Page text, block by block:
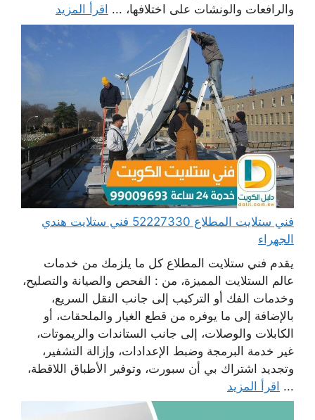
والرافعات والونشات على اختلافها، ... اقرأ المزيد
فني ستلايت المطلاع 52227330 فني ستلايت هندي
الجهراء
يقدم فني ستلايت المطلاع كل ما يلزمك من خدمات
عالم الستلايت المميزة، من : الفحص والصيانة والتصليح،
وخدمات الفك أو التركيب إلى جانب النقل السريع،
بالإضافة إلى ما يوفره من قطع الغيار والملحقات، أو
الكابلات والوصلات، إلى جانب الستاندات والريموتات،
غير خدمة البرمجة وضبط الإعدادات، وإزالة التشفير،
وتجديد اشتراك بي أن سبورت، وتوفير الأطباق اللاقطة،
... اقرأ المزيد